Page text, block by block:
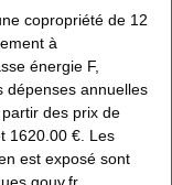
copropriété de 12
à
énergie F,
dépenses annuelles
des prix de
1620.00 €. Les
est exposé sont